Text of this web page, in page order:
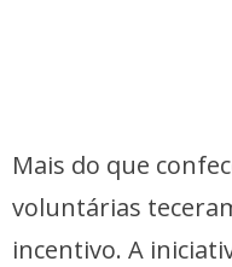
Mais do que
voluntárias
incentivo. A